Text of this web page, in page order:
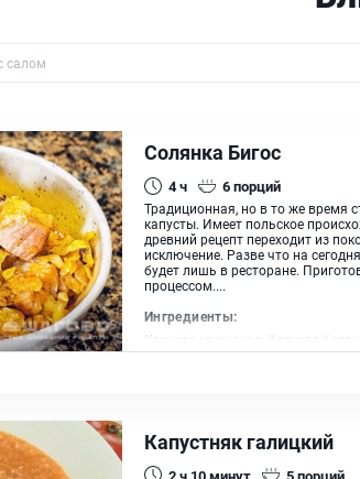
Солянка Бигос
4 ч 6порций
Традиционная, но в то же время
капусты. Имеет польское
древний рецепт переходит из
исключение. Разве что на
будет лишь в ресторане.
процессом....
Ингредиенты:
Капуста квашеная, Капуста
Капустняк галицкий
2 ч 10минут 5порций